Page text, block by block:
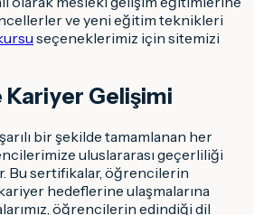
ve yeni eğitim teknikleri
seçeneklerimiz için sitemizi
Gelişimi
bir şekilde tamamlanan her
uluslararası geçerliliği
Bu sertifikalar, öğrencilerin
hedeflerine ulaşmalarına
öğrencilerin edindiği dil